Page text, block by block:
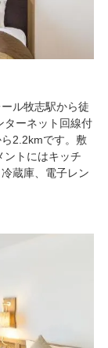
ル牧志駅から徒
ターネット回線付
2.2kmです。敷
ントにはキッチ
蔵庫、電子レン